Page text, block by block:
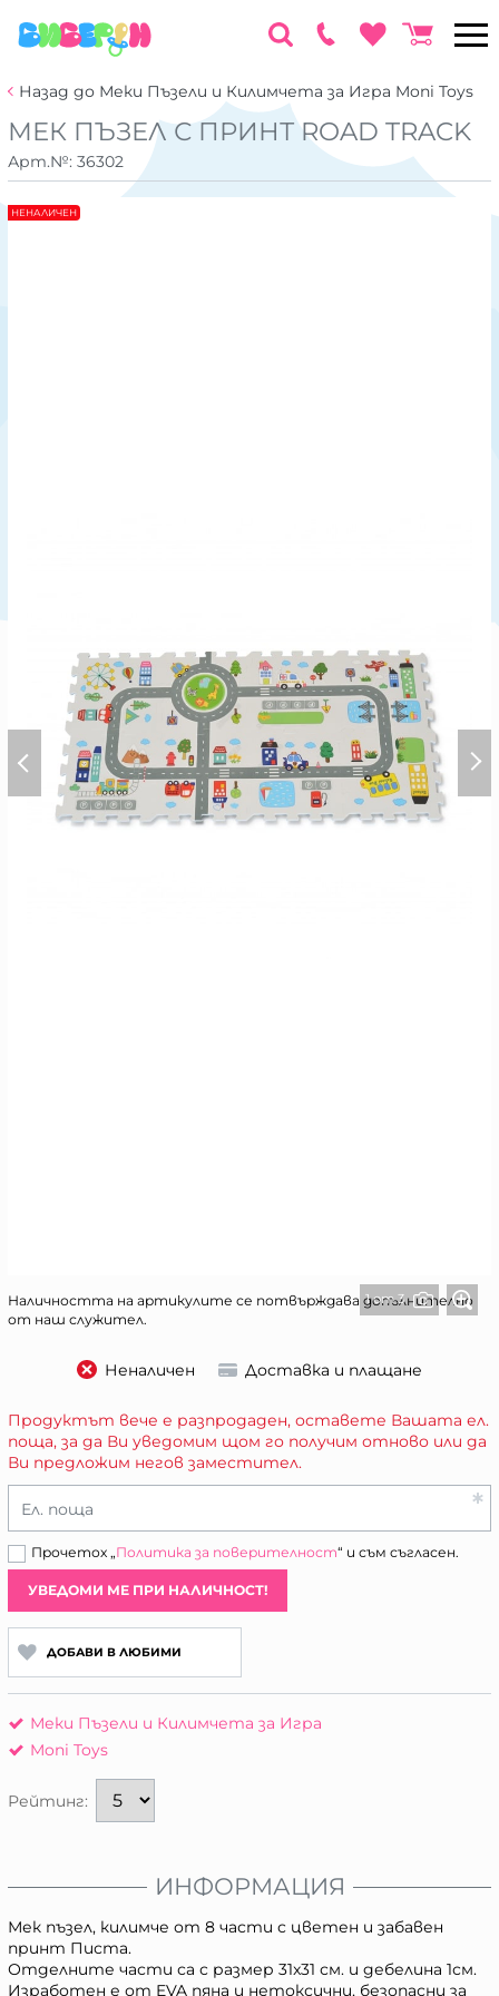
Назад до Меки Пъзели и Килимчета за Игра Moni Toys
МЕК ПЪЗЕЛ С ПРИНТ ROAD TRACK
Арт.№: 36302
1 от 3
Наличността на артикулите се потвърждава допълнително
от наш служител.
НЕНАЛИЧЕН
Неналичен Доставка и плащане
Продуктът вече е разпродаден, оставете Вашата ел.
поща, за да Ви уведомим щом го получим отново или да
Ви предложим негов заместител.
Ел. поща
Прочетох „Политика за поверителност“ и съм съгласен.
УВЕДОМИ МЕ ПРИ НАЛИЧНОСТ!
ДОБАВИ В ЛЮБИМИ
Меки Пъзели и Килимчета за Игра
Moni Toys
Рейтинг:
ИНФОРМАЦИЯ
Мек пъзел, килимче от 8 части с цветен и забавен
принт Писта.
Отделните части са с размер 31x31 см. и дебелина 1см.
Изработен е от EVA пяна и нетоксични, безопасни за